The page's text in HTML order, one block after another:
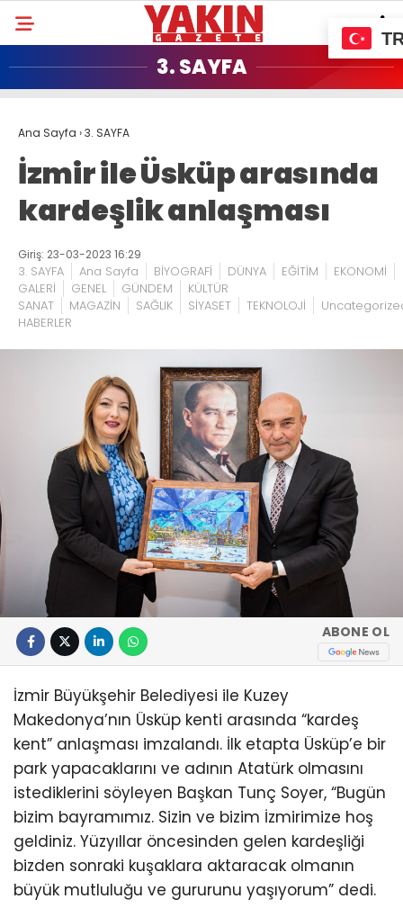
3. SAYFA
Ana Sayfa ›3. SAYFA
İzmir ile Üsküp arasında
kardeşlik anlaşması
Giriş: 23-03-2023 16:29
3. SAYFA Ana Sayfa BİYOGRAFİ DÜNYA EĞİTİM EKONOMİ
GALERİ
GENEL GÜNDEM
KÜLTÜR
SANAT
MAGAZİN SAĞLIK SİYASET TEKNOLOJİ
HABERLER
ABONE OL
İzmir Büyükşehir Belediyesi ile Kuzey
Makedonya’nın Üsküp kenti arasında “kardeş
kent” anlaşması imzalandı. İlk etapta Üsküp’e bir
park yapacaklarını ve adının Atatürk olmasını
istediklerini söyleyen Başkan Tunç Soyer, “Bugün
bizim bayramımız. Sizin ve bizim İzmirimize hoş
geldiniz. Yüzyıllar öncesinden gelen kardeşliği
bizden sonraki kuşaklara aktaracak olmanın
büyük mutluluğu ve gururunu yaşıyorum” dedi.